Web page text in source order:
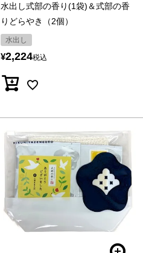
水出し式部の香り(1袋)＆式部の香
りどらやき（2個）
水出し
¥2,224税込